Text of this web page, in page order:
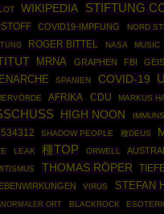
WIKIPEDIA STIFTUNG
COVID19-IMPFUNG NORD
ROGER BITTEL NASA MUSIC
MRNA GRAPHEN FBI
SPANIEN COVID-19
AFRIKA CDU MARKUS
HIGH NOON
SHADOW PEOPLE 種DEUS
LEAK 種TOP ORWELL
THOMAS RÖPER
VIRUS STEFAN
ORT BLACKROCK